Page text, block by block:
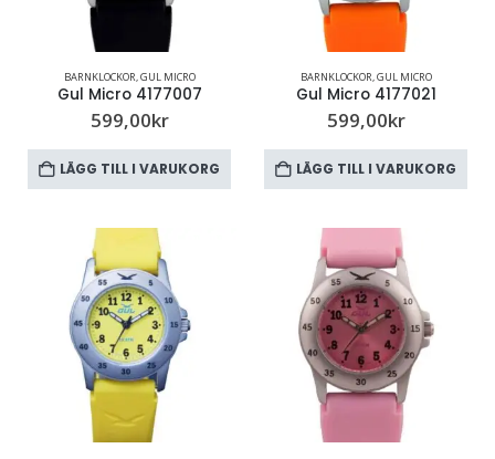
BARNKLOCKOR,GUL MICRO
Gul Micro 4177007
599,00kr
LÄGG TILL I VARUKORG
BARNKLOCKOR,GUL MICRO
Gul Micro 4177021
599,00kr
LÄGG TILL I VARUKORG